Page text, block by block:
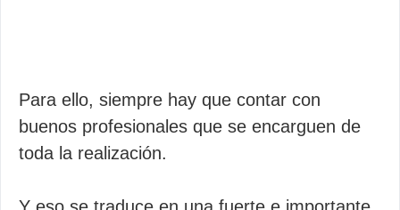
Para ello, siempre hay que contar con
buenos profesionales que se encarguen de
toda la realización.